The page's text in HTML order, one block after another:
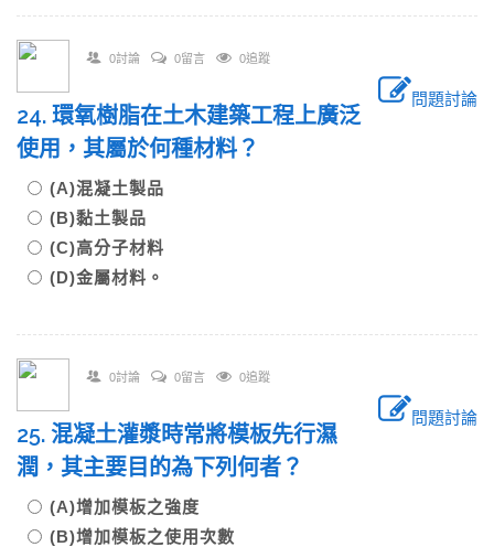
0討論 0留言 0追蹤
問題討論
24. 環氧樹脂在土木建築工程上廣泛
使用，其屬於何種材料？
(A)混凝土製品
(B)黏土製品
(C)高分子材料
(D)金屬材料。
0討論 0留言 0追蹤
問題討論
25. 混凝土灌漿時常將模板先行濕
潤，其主要目的為下列何者？
(A)增加模板之強度
(B)增加模板之使用次數